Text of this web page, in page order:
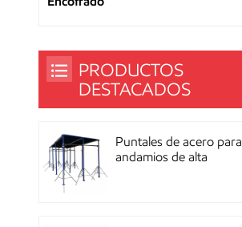
PRODUCTOS
DESTACADOS
Puntales de acero para
andamios de alta